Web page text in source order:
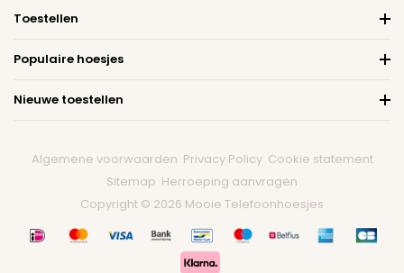
Toestellen
Populaire hoesjes
Nieuwe toestellen
Algemene voorwaarden Privacy Policy Cookie statement
Sitemap Herroeping aanvragen
Copyright © 2026 Mooie Telefoonhoesjes